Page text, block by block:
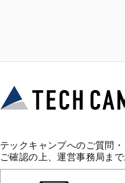
テックキャンプへのご質問
ご確認の上、運営事務局ま